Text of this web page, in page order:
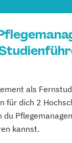
als
für dich 2
du
kannst.